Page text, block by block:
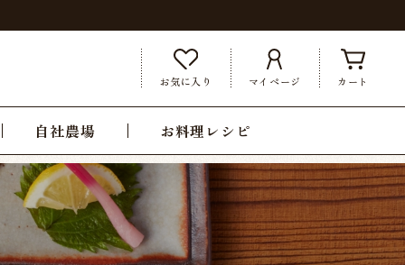
お気に入り マイページ カート
自社農場 お料理レシピ